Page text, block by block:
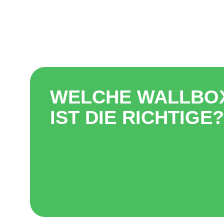
WELCHE
IST DIE RICHTIGE?